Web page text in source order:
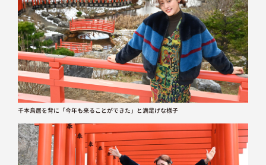
千本鳥居を背に「今年も来ることができた」と満足げな様子